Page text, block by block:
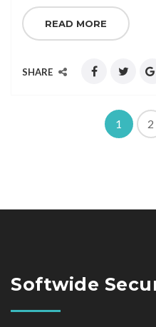
READ MORE
SHARE
1 2
Softwide